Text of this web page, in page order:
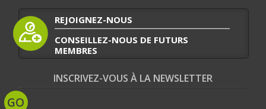
REJOIGNEZ-NOUS
CONSEILLEZ-NOUS DE FUTURS
MEMBRES
INSCRIVEZ-VOUS À LA NEWSLETTER